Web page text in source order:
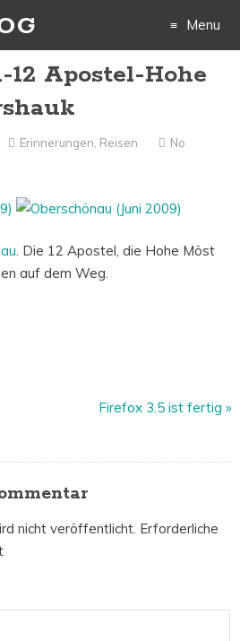
Menu
Skip
content
12 Apostel-Hohe
Erinnerungen Reisen
No
. Die 12 Apostel, die Hohe Möst
auf dem Weg.
Firefox 3.5 ist fertig »
nicht veröffentlicht. Erforderliche